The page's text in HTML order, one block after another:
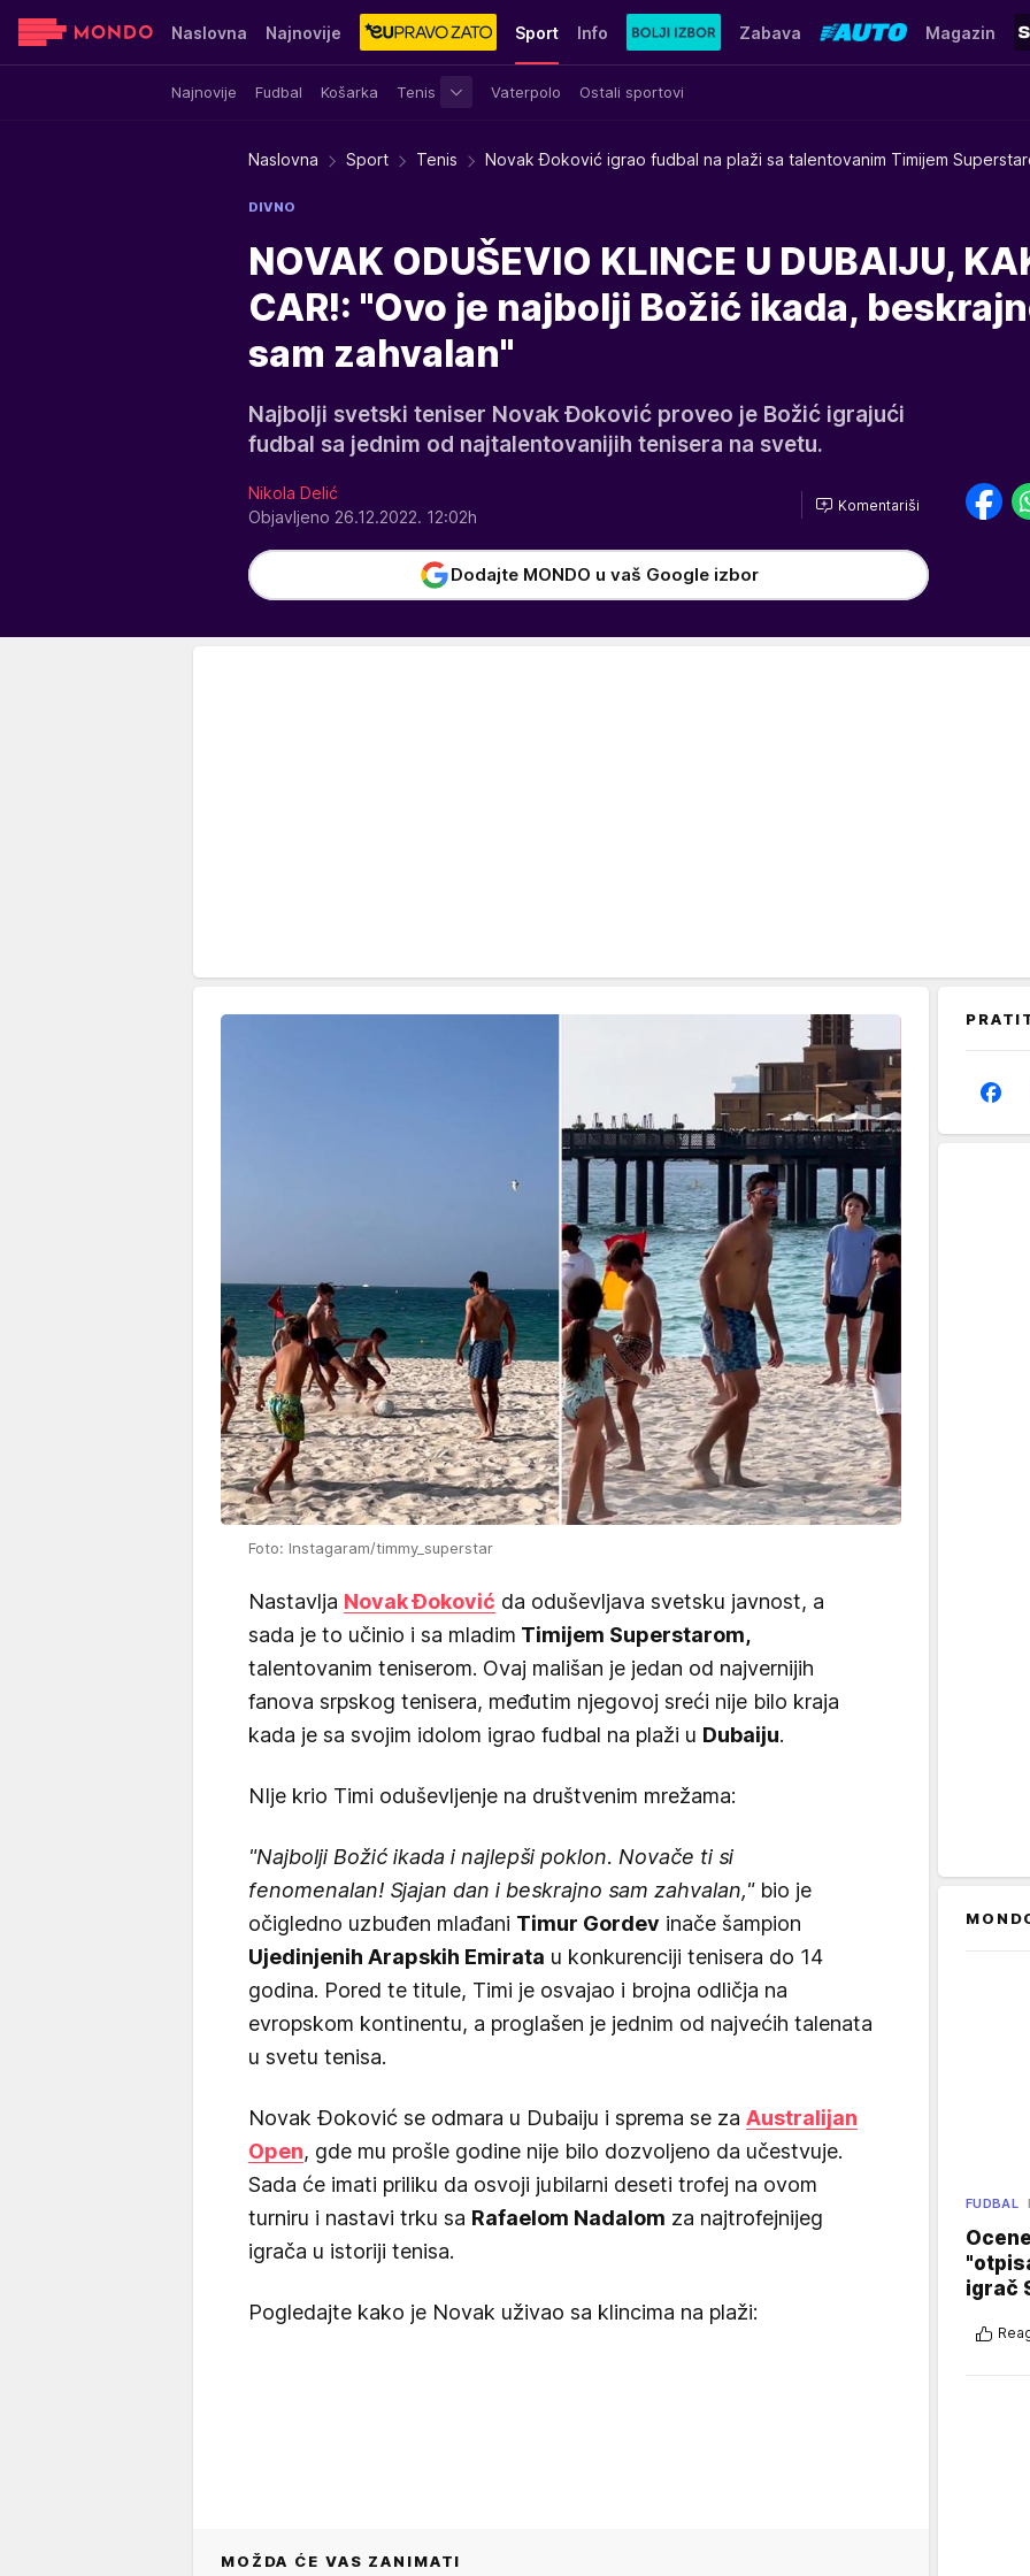
Naslovna Najnovije Sport
Najnovije Fudbal Košarka Tenis Vaterpolo Ostali sportovi
Info Zabava Magazin
Sensa Stvar ukusa Yumama
Naslovna Sport Tenis Novak Đoković igrao fudbal na plaži sa talentovanim Timijem
DIVNO
NOVAK ODUŠEVIO KLINCE U DUBAIJU,
CAR!: "Ovo je najbolji Božić ikada,
sam zahvalan"
Najbolji svetski teniser Novak Đoković proveo je Božić igrajući
fudbal sa jednim od najtalentovanijih tenisera na svetu.
Nikola Delić
Objavljeno 26.12.2022. 12:02h
Komentariši
Dodajte MONDO u vaš Google izbor
Foto: Instagaram/timmy_superstar
Nastavlja Novak Đoković da oduševljava svetsku javnost, a
sada je to učinio i sa mladim Timijem Superstarom,
talentovanim teniserom. Ovaj mališan je jedan od najvernijih
fanova srpskog tenisera, međutim njegovoj sreći nije bilo kraja
kada je sa svojim idolom igrao fudbal na plaži u Dubaiju.
NIje krio Timi oduševljenje na društvenim mrežama:
"Najbolji Božić ikada i najlepši poklon. Novače ti si
fenomenalan! Sjajan dan i beskrajno sam zahvalan,"bio je
očigledno uzbuđen mlađani Timur Gordev inače šampion
Ujedinjenih Arapskih Emirata u konkurenciji tenisera do 14
godina. Pored te titule, Timi je osvajao i brojna odličja na
evropskom kontinentu, a proglašen je jednim od najvećih talenata
u svetu tenisa.
Novak Đoković se odmara u Dubaiju i sprema se za Australijan
Open, gde mu prošle godine nije bilo dozvoljeno da učestvuje.
Sada će imati priliku da osvoji jubilarni deseti trofej na ovom
turniru i nastavi trku sa Rafaelom Nadalom za najtrofejnijeg
igrača u istoriji tenisa.
Pogledajte kako je Novak uživao sa klincima na plaži:
MOŽDA ĆE VAS ZANIMATI
FUDBAL
igrač